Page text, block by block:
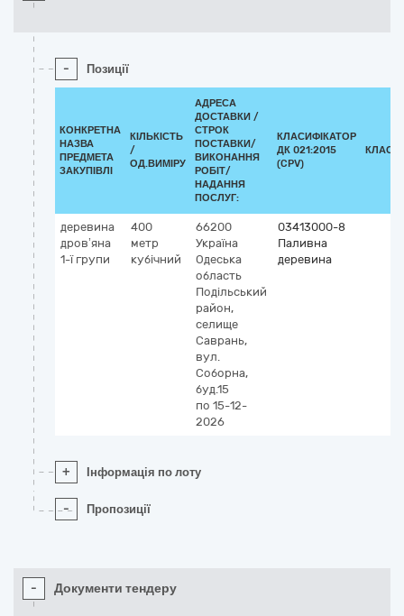
- Позиції
КОНКРЕТНА
НАЗВА
ПРЕДМЕТА
ЗАКУПІВЛІ
КІЛЬКІСТЬ
/
ОД.ВИМІРУ
АДРЕСА
ДОСТАВКИ /
СТРОК
ПОСТАВКИ/
ВИКОНАННЯ
РОБІТ/
НАДАННЯ
ПОСЛУГ:
КЛАСИФІКАТОР
ДК 021:2015
(CPV)
деревина
дров’яна
1-ї групи
400
метр
кубічний
66200
Україна
Одеська
область
Подільський
район,
селище
Саврань,
вул.
Соборна,
буд.15
по 15-12-
2026
03413000-8
Паливна
деревина
+ Інформація по лоту
- Пропозиції
- Документи тендеру